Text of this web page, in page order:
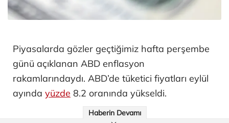
Piyasalarda gözler geçtiğimiz hafta perşembe
günü açıklanan ABD enflasyon
rakamlarındaydı. ABD’de tüketici fiyatları eylül
ayında yüzde 8.2 oranında yükseldi.
Haberin Devamı